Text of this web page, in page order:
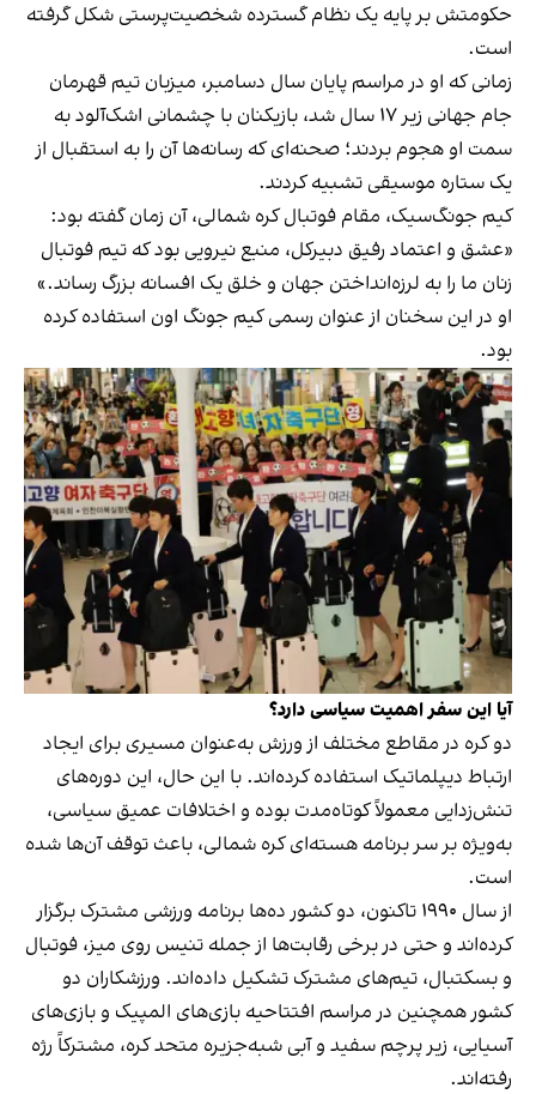
حکومتش بر پایه یک نظام گسترده شخصیت‌پرستی شکل گرفته
است.
زمانی که او در مراسم پایان سال دسامبر، میزبان تیم قهرمان
جام جهانی زیر ۱۷ سال شد، بازیکنان با چشمانی اشک‌آلود به
سمت او هجوم بردند؛ صحنه‌ای که رسانه‌ها آن را به استقبال از
یک ستاره موسیقی تشبیه کردند.
کیم جونگ‌سیک، مقام فوتبال کره شمالی، آن زمان گفته بود:
«عشق و اعتماد رفیق دبیرکل، منبع نیرویی بود که تیم فوتبال
زنان ما را به لرزه‌انداختن جهان و خلق یک افسانه بزرگ رساند.»
او در این سخنان از عنوان رسمی کیم جونگ اون استفاده کرده
بود.
آیا این سفر اهمیت سیاسی دارد؟
دو کره در مقاطع مختلف از ورزش به‌عنوان مسیری برای ایجاد
ارتباط دیپلماتیک استفاده کرده‌اند. با این حال، این دوره‌های
تنش‌زدایی معمولاً کوتاه‌مدت بوده و اختلافات عمیق سیاسی،
به‌ویژه بر سر برنامه هسته‌ای کره شمالی، باعث توقف آن‌ها شده
است.
از سال ۱۹۹۰ تاکنون، دو کشور ده‌ها برنامه ورزشی مشترک برگزار
کرده‌اند و حتی در برخی رقابت‌ها از جمله تنیس روی میز، فوتبال
و بسکتبال، تیم‌های مشترک تشکیل داده‌اند. ورزشکاران دو
کشور همچنین در مراسم افتتاحیه بازی‌های المپیک و بازی‌های
آسیایی، زیر پرچم سفید و آبی شبه‌جزیره متحد کره، مشترکاً رژه
رفته‌اند.